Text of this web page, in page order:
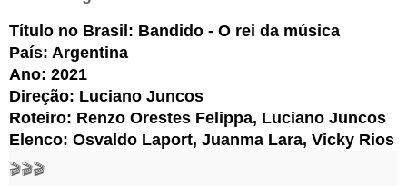
Título no Brasil: Bandido - O rei da música
País: Argentina
Ano: 2021
Direção: Luciano Juncos
Roteiro: Renzo Orestes Felippa, Luciano Juncos
Elenco: Osvaldo Laport, Juanma Lara, Vicky Rios
🎬🎬🎬